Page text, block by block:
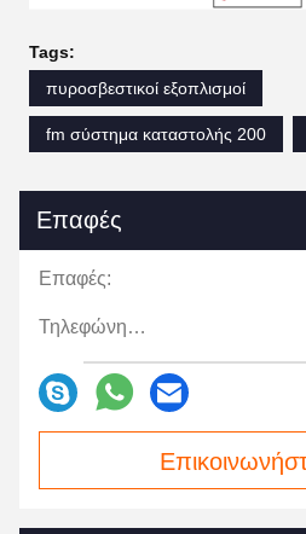
Tags:
πυροσβεστικοί εξοπλισμοί
fm σύστημα καταστολής 200
Επαφές
Επαφές:
Τηλεφώνημα: